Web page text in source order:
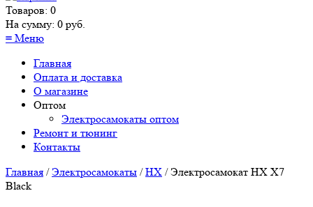
Товаров: 0
На сумму: 0 руб.
≡ Меню
Главная
Оплата и доставка
О магазине
Оптом
Электросамокаты оптом
Ремонт и тюнинг
Контакты
Главная /Электросамокаты /HX /Электросамокат HX X7
Black